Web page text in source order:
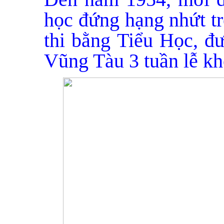
học đứng hạng nhứt
thi bằng Tiểu Học,
Vũng Tàu 3 tuần lễ